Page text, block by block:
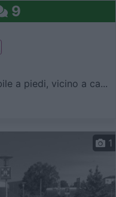
9
a piedi, vicino a ca...
1